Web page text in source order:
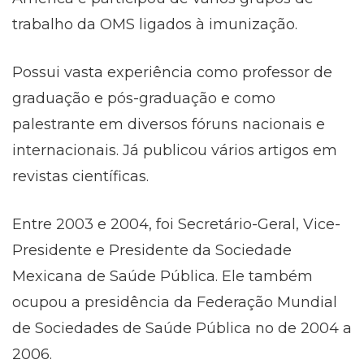
trabalho da OMS ligados à imunização.
Possui vasta experiência como professor de
graduação e pós-graduação e como
palestrante em diversos fóruns nacionais e
internacionais. Já publicou vários artigos em
revistas científicas.
Entre 2003 e 2004, foi Secretário-Geral, Vice-
Presidente e Presidente da Sociedade
Mexicana de Saúde Pública. Ele também
ocupou a presidência da Federação Mundial
de Sociedades de Saúde Pública no de 2004 a
2006.